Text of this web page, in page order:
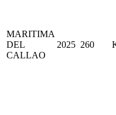
MARITIMA
DEL
CALLAO
2025 260